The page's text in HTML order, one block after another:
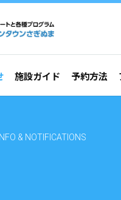
施設ガイド 予約方法
& NOTIFICATIONS